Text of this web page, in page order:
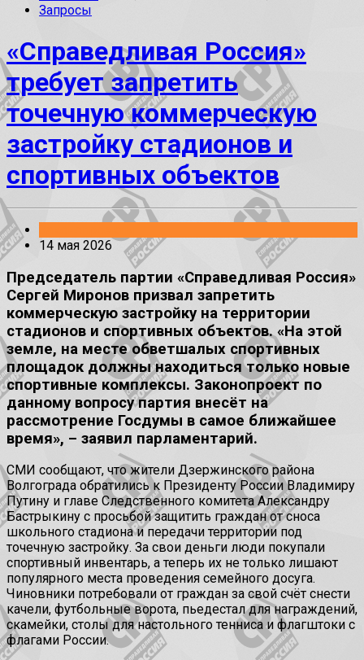
Запросы
«Справедливая Россия»
требует запретить
точечную коммерческую
застройку стадионов и
спортивных объектов
14 мая 2026
Председатель партии «Справедливая Россия»
Сергей Миронов призвал запретить
коммерческую застройку на территории
стадионов и спортивных объектов. «На этой
земле, на месте обветшалых спортивных
площадок должны находиться только новые
спортивные комплексы. Законопроект по
данному вопросу партия внесёт на
рассмотрение Госдумы в самое ближайшее
время», – заявил парламентарий.
СМИ сообщают, что жители Дзержинского района
Волгограда обратились к Президенту России Владимиру
Путину и главе Следственного комитета Александру
Бастрыкину с просьбой защитить граждан от сноса
школьного стадиона и передачи территории под
точечную застройку. За свои деньги люди покупали
спортивный инвентарь, а теперь их не только лишают
популярного места проведения семейного досуга.
Чиновники потребовали от граждан за свой счёт снести
качели, футбольные ворота, пьедестал для награждений,
скамейки, столы для настольного тенниса и флагштоки с
флагами России.